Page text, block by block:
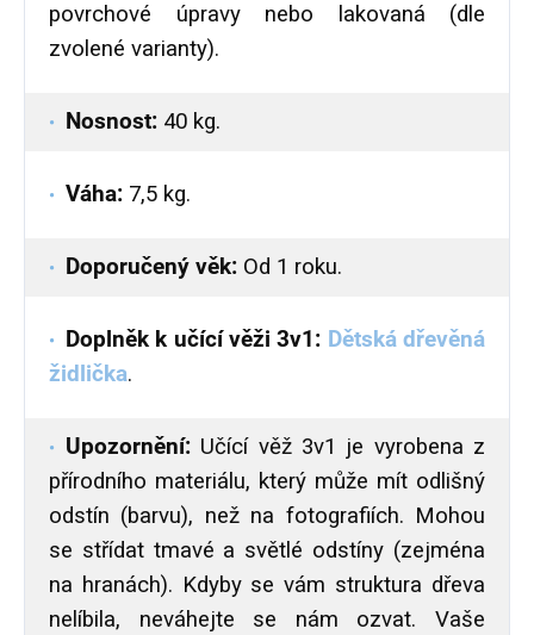
povrchové úpravy nebo lakovaná (dle
zvolené varianty).
Nosnost: 40 kg.
Váha: 7,5 kg.
Doporučený věk: Od 1 roku.
Doplněk k učící věži 3v1: Dětská dřevěná
židlička.
Upozornění: Učící věž 3v1 je vyrobena z
přírodního materiálu, který může mít odlišný
odstín (barvu), než na fotografiích. Mohou
se střídat tmavé a světlé odstíny (zejména
na hranách). Kdyby se vám struktura dřeva
nelíbila, neváhejte se nám ozvat. Vaše